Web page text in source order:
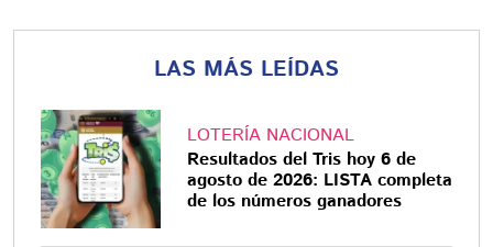
LAS MÁS LEÍDAS
LOTERÍA NACIONAL
Resultados del Tris hoy 6 de
agosto de 2026: LISTA completa
de los números ganadores